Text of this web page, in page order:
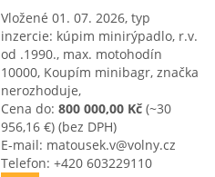
Vložené 01. 07. 2026, typ
inzercie: kúpim minirýpadlo, r.v.
od .1990., max. motohodín
10000, Koupím minibagr, značka
nerozhoduje,
Cena do: 800 000,00 Kč (~30
956,16 €) (bez DPH)
E-mail: matousek.v@volny.cz
Telefon: +420 603229110